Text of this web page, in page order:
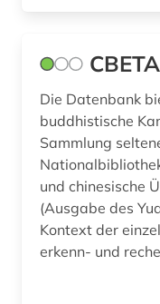
Die Datenbank
buddhistische
Sammlung
und chinesische
(Ausgabe des
Kontext der
erkenn- und